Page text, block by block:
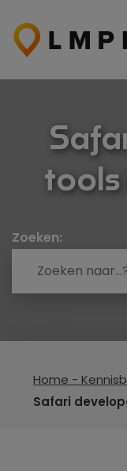
naar
inhoud
tools
Zoeken:
Home -
Safari